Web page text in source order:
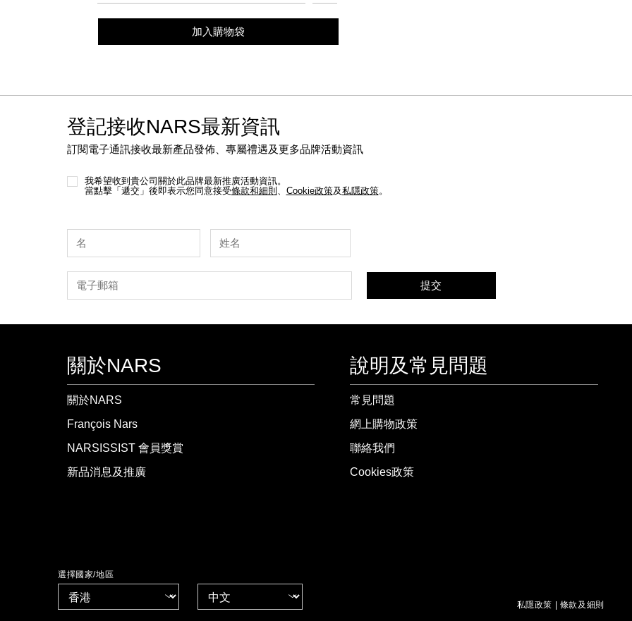
加入購物袋
登記接收NARS最新資訊
訂閱電子通訊接收最新產品發佈、專屬禮遇及更多品牌活動資訊
我希望收到貴公司關於此品牌最新推廣活動資訊。
當點擊「遞交」後即表示您同意接受條款和細則 Cookie政策及私隱政策。
提交
關於NARS
關於NARS
François Nars
NARSISSIST 會員獎賞
新品消息及推廣
說明及常見問題
常見問題
網上購物政策
聯絡我們
Cookies政策
選擇國家/地區
私隱政策 | 條款及細則